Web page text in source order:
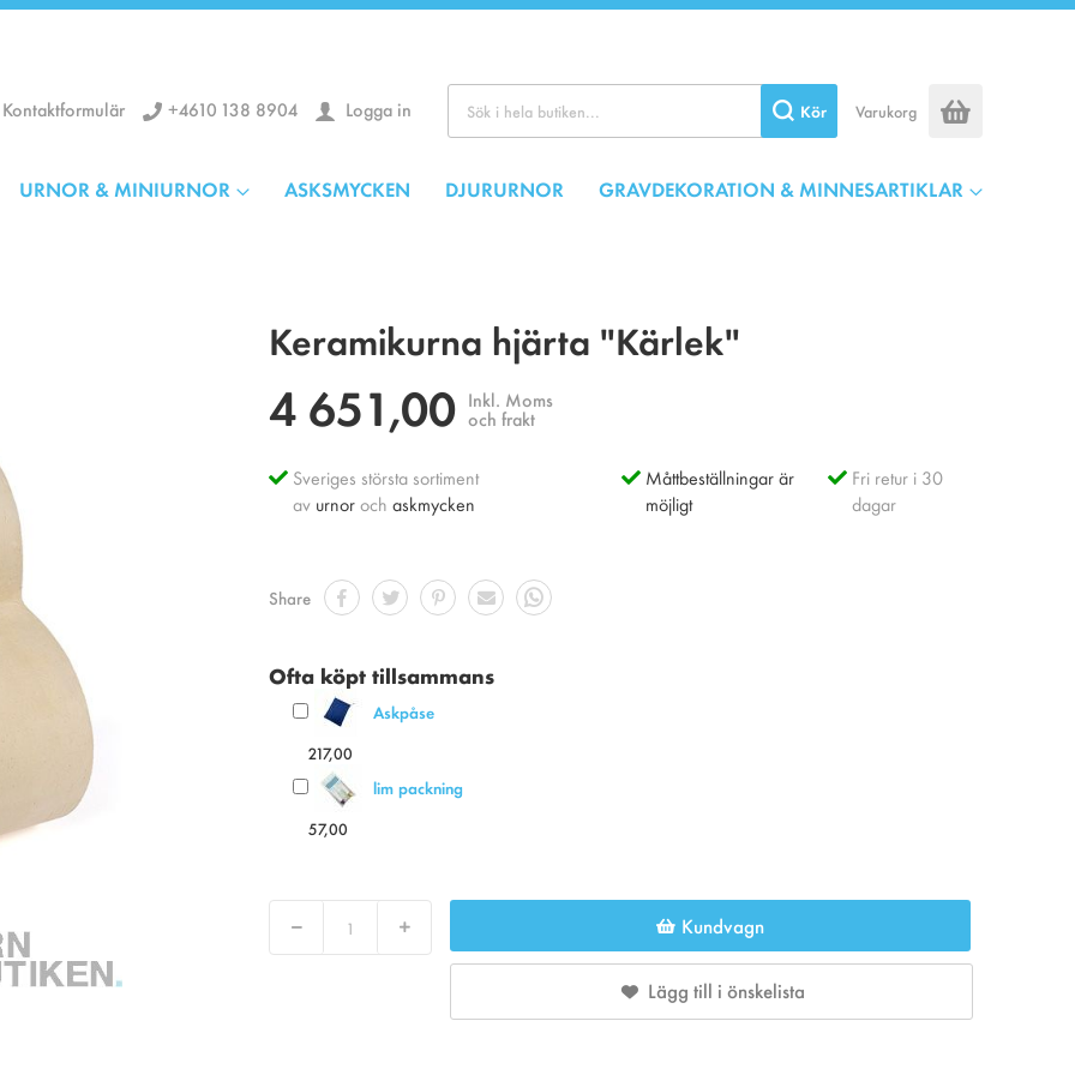
Varukorg
Kontaktformulär +4610 138 8904 Logga in Kör
URNOR & MINIURNOR ASKSMYCKEN DJURURNOR GRAVDEKORATION & MINNESARTIKLAR
Keramikurna hjärta "Kärlek"
4 651,00 Inkl. Moms
och frakt
Sveriges största sortiment
av urnoroch askmycken
Måttbeställningar är
möjligt
Fri retur i 30
dagar
Share
Ofta köpt tillsammans
Askpåse
217,00
lim packning
57,00
Decrease Increase Kundvagn
Lägg till i önskelista